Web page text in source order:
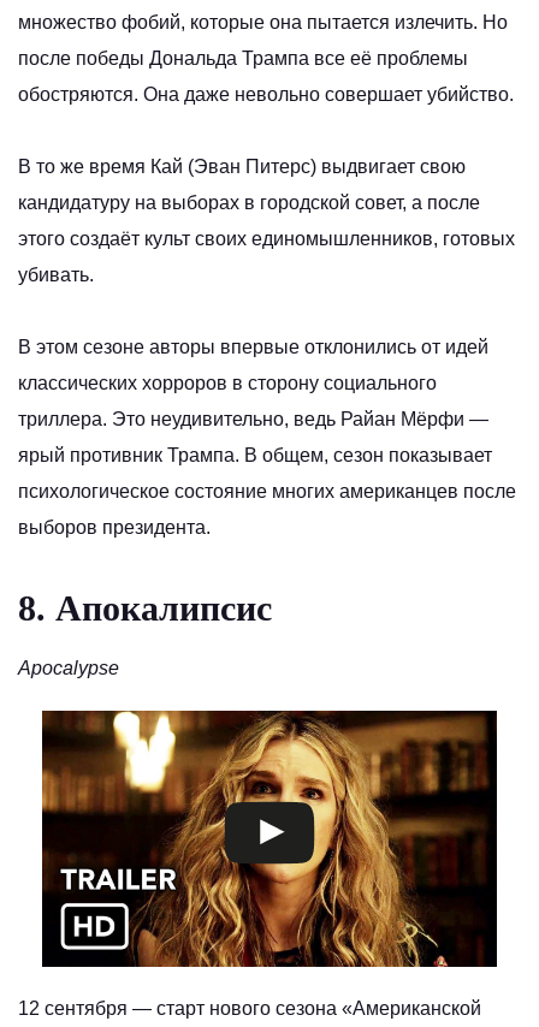
множество фобий, которые она пытается излечить. Но
после победы Дональда Трампа все её проблемы
обостряются. Она даже невольно совершает убийство.
В то же время Кай (Эван Питерс) выдвигает свою
кандидатуру на выборах в городской совет, а после
этого создаёт культ своих единомышленников, готовых
убивать.
В этом сезоне авторы впервые отклонились от идей
классических хорроров в сторону социального
триллера. Это неудивительно, ведь Райан Мёрфи —
ярый противник Трампа. В общем, сезон показывает
психологическое состояние многих американцев после
выборов президента.
8. Апокалипсис
Apocalypse
12 сентября — старт нового сезона «Американской